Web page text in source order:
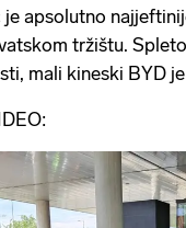
apsolutno
tržištu.
mali kineski BYD